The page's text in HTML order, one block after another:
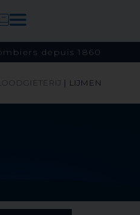
depuis 1860
| LIJMEN